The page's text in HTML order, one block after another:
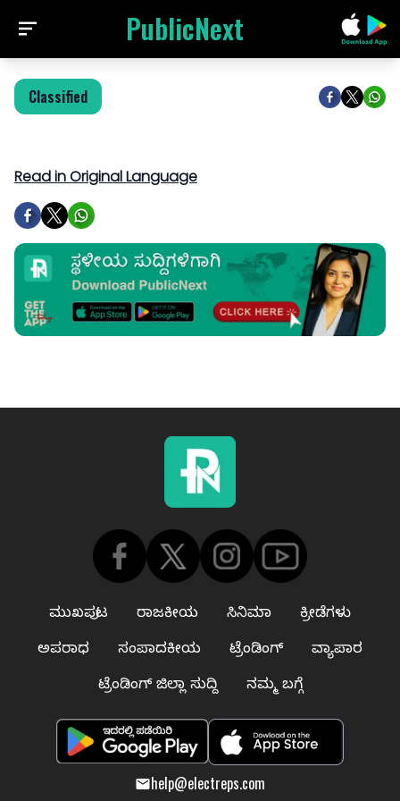
PublicNext
Classified
Read in Original Language
ಮುಖಪುಟ ರಾಜಕೀಯ ಸಿನಿಮಾ
ಕ್ರೀಡೆಗಳು
ಅಪರಾಧ
ಸಂಪಾದಕೀಯ ಟ್ರೆಂಡಿಂಗ್
ವ್ಯಾಪಾರ
ಟ್ರೆಂಡಿಂಗ್ ಜಿಲ್ಲಾ ಸುದ್ದಿ
ನಮ್ಮ ಬಗ್ಗೆ
help@electreps.com